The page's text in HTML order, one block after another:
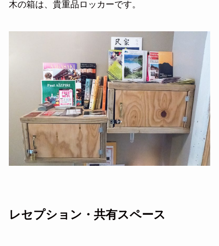
木の箱は、貴重品ロッカーです。
レセプション・共有スペース